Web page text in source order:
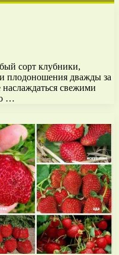
сорт клубники,
плодоношения дважды за
наслаждаться свежими
…